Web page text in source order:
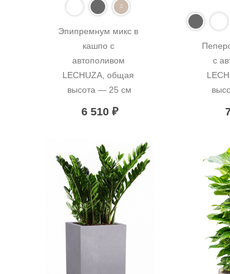
Эпипремнум микс в
кашпо с
автополивом
LECHUZA, общая
высота — 25 см
6 510 ₽
с